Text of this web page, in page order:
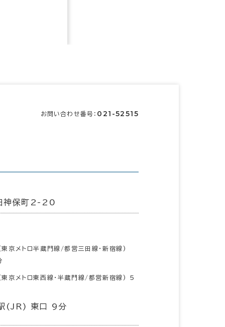
お問い合わせ番号： 021-52515
神保町2-20
京メトロ半蔵門線/都営三田線･新宿線)
京メトロ東西線･半蔵門線/都営新宿線) 5
(JR) 東口 9分